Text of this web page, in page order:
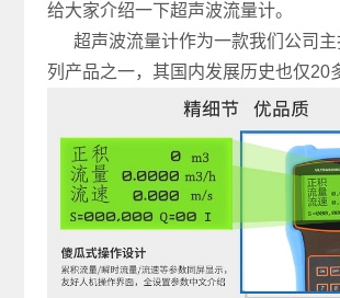
给大家介绍一下超声波流量计。
超声波流量计作为一款我们公司主
列产品之一，其国内发展历史也仅20